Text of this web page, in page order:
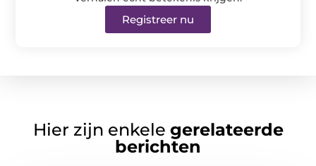
Registreer nu
Hier zijn enkele gerelateerde
berichten